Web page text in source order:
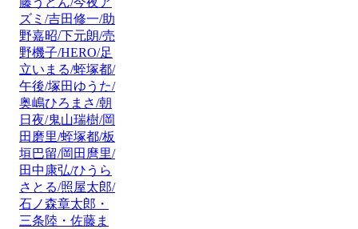
ズミ/吉田修一/助
野嘉昭/下元朗/売
野機子/HERO/足
立いまる/蛭塚都/
午後/塚田ゆうた/
奥嶋ひろまさ/朝
日夜/鬼山瑞樹/岡
田磨里/蛭塚都/板
垣巴留/岡田麿里/
田中康弘/ひうら
さとる/照屋太郎/
石ノ森章太郎・
三条陸・佐藤ま